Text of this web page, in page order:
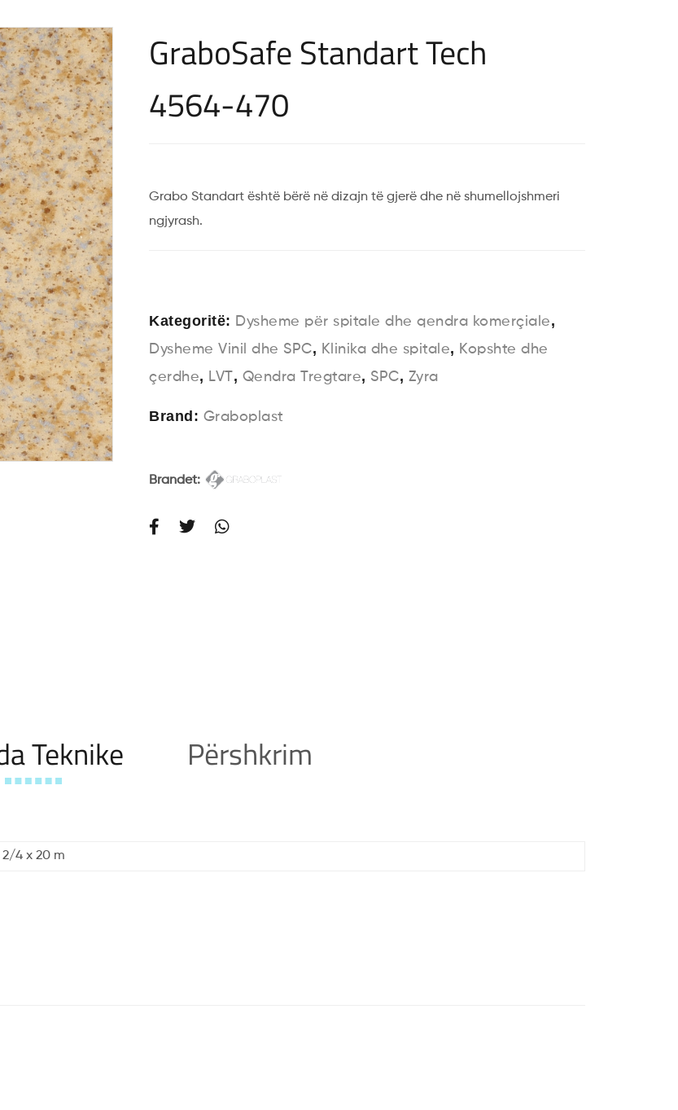
GraboSafe Standart Tech
4564-470
Grabo Standart është bërë në dizajn të gjerë dhe në shumellojshmeri
ngjyrash.
Kategoritë: Dysheme për spitale dhe qendra komerçiale,
Dysheme Vinil dhe SPC, Klinika dhe spitale, Kopshte dhe
çerdhe, LVT, Qendra Tregtare, SPC, Zyra
Brand: Graboplast
Brandet:
Teknike Përshkrim
4 x 20 m